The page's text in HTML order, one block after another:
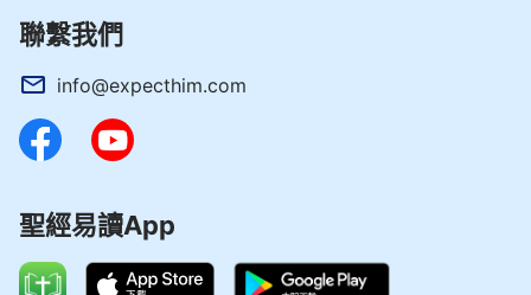
聯繫我們
info@expecthim.com
聖經易讀App